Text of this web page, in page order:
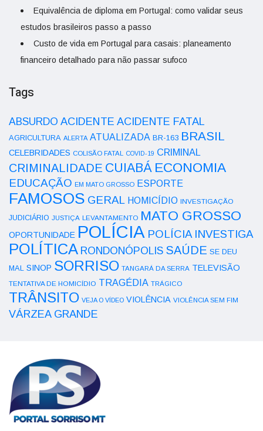
Equivalência de diploma em Portugal: como validar seus
estudos brasileiros passo a passo
Custo de vida em Portugal para casais: planeamento
financeiro detalhado para não passar sufoco
Tags
ABSURDO ACIDENTE ACIDENTE FATAL
AGRICULTURA ALERTA ATUALIZADA BR-163 BRASIL
CELEBRIDADES COLISÃO FATAL COVID-19 CRIMINAL
CRIMINALIDADE CUIABÁ ECONOMIA
EDUCAÇÃO EM MATO GROSSO ESPORTE
FAMOSOS GERAL HOMICÍDIO INVESTIGAÇÃO
JUDICIÁRIO JUSTIÇA LEVANTAMENTO MATO GROSSO
OPORTUNIDADE POLÍCIA POLÍCIA INVESTIGA
POLÍTICA RONDONÓPOLIS SAÚDE SE DEU
MAL SINOP SORRISO TANGARÁ DA SERRA TELEVISÃO
TENTATIVA DE HOMICÍDIO TRAGÉDIA TRÁGICO
TRÂNSITO VEJA O VÍDEO VIOLÊNCIA VIOLÊNCIA SEM FIM
VÁRZEA GRANDE